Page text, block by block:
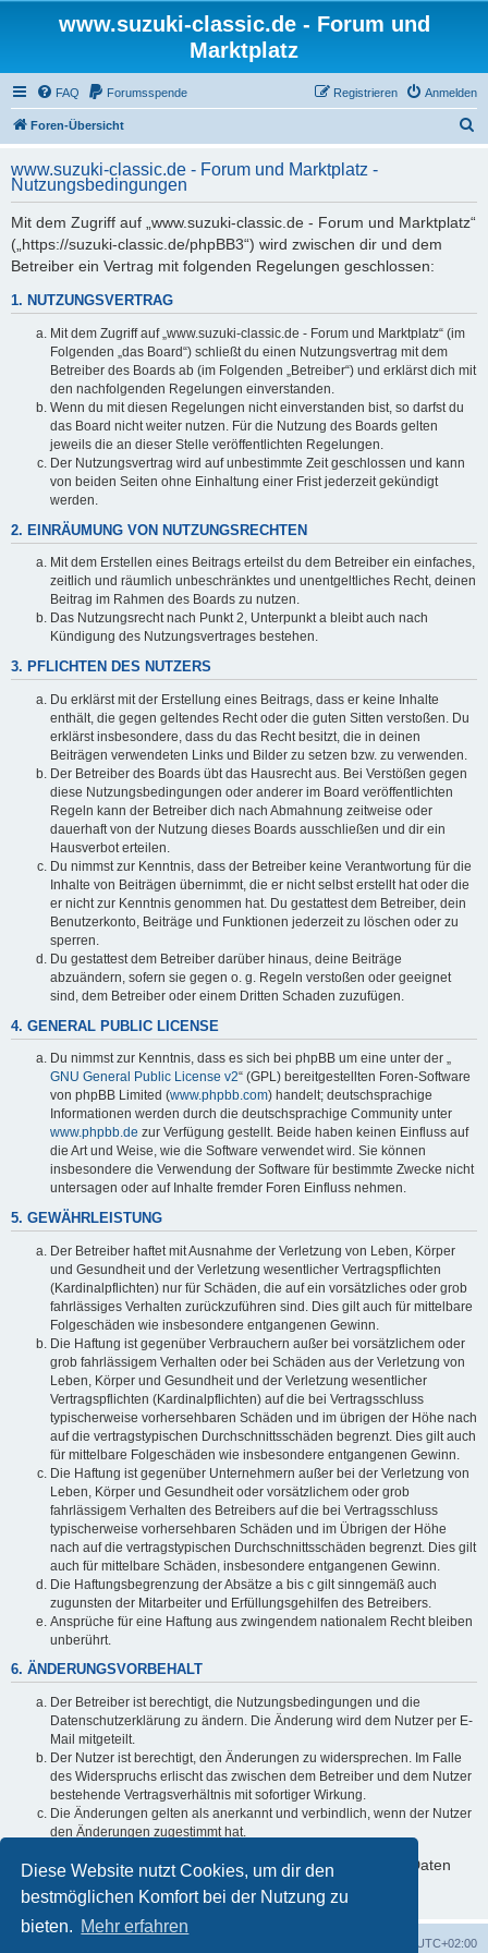
Diese Website nutzt Cookies, um dir den
bestmöglichen Komfort bei der Nutzung zu
bieten. Mehr erfahren
www.suzuki-classic.de - Forum und
Marktplatz
FAQ Forumsspende Anmelden
Registrieren
Foren-Übersicht
h
www.suzuki-classic.de - Forum und Marktplatz -
Nutzungsbedingungen
Mit dem Zugriff auf „www.suzuki-classic.de - Forum und Marktplatz“
(„https://suzuki-classic.de/phpBB3“) wird zwischen dir und dem
Betreiber ein Vertrag mit folgenden Regelungen geschlossen:
1. NUTZUNGSVERTRAG
Mit dem Zugriff auf „www.suzuki-classic.de - Forum und Marktplatz“ (im
Folgenden „das Board“) schließt du einen Nutzungsvertrag mit dem
Betreiber des Boards ab (im Folgenden „Betreiber“) und erklärst dich mit
den nachfolgenden Regelungen einverstanden.
Wenn du mit diesen Regelungen nicht einverstanden bist, so darfst du
das Board nicht weiter nutzen. Für die Nutzung des Boards gelten
jeweils die an dieser Stelle veröffentlichten Regelungen.
Der Nutzungsvertrag wird auf unbestimmte Zeit geschlossen und kann
von beiden Seiten ohne Einhaltung einer Frist jederzeit gekündigt
werden.
2. EINRÄUMUNG VON NUTZUNGSRECHTEN
Mit dem Erstellen eines Beitrags erteilst du dem Betreiber ein einfaches,
zeitlich und räumlich unbeschränktes und unentgeltliches Recht, deinen
Beitrag im Rahmen des Boards zu nutzen.
Das Nutzungsrecht nach Punkt 2, Unterpunkt a bleibt auch nach
Kündigung des Nutzungsvertrages bestehen.
3. PFLICHTEN DES NUTZERS
Du erklärst mit der Erstellung eines Beitrags, dass er keine Inhalte
enthält, die gegen geltendes Recht oder die guten Sitten verstoßen. Du
erklärst insbesondere, dass du das Recht besitzt, die in deinen
Beiträgen verwendeten Links und Bilder zu setzen bzw. zu verwenden.
Der Betreiber des Boards übt das Hausrecht aus. Bei Verstößen gegen
diese Nutzungsbedingungen oder anderer im Board veröffentlichten
Regeln kann der Betreiber dich nach Abmahnung zeitweise oder
dauerhaft von der Nutzung dieses Boards ausschließen und dir ein
Hausverbot erteilen.
Du nimmst zur Kenntnis, dass der Betreiber keine Verantwortung für die
Inhalte von Beiträgen übernimmt, die er nicht selbst erstellt hat oder die
er nicht zur Kenntnis genommen hat. Du gestattest dem Betreiber, dein
Benutzerkonto, Beiträge und Funktionen jederzeit zu löschen oder zu
sperren.
Du gestattest dem Betreiber darüber hinaus, deine Beiträge
abzuändern, sofern sie gegen o. g. Regeln verstoßen oder geeignet
sind, dem Betreiber oder einem Dritten Schaden zuzufügen.
4. GENERAL PUBLIC LICENSE
Du nimmst zur Kenntnis, dass es sich bei phpBB um eine unter der „
GNU General Public License v2“ (GPL) bereitgestellten Foren-Software
von phpBB Limited (www.phpbb.com) handelt; deutschsprachige
Informationen werden durch die deutschsprachige Community unter
www.phpbb.de zur Verfügung gestellt. Beide haben keinen Einfluss auf
die Art und Weise, wie die Software verwendet wird. Sie können
insbesondere die Verwendung der Software für bestimmte Zwecke nicht
untersagen oder auf Inhalte fremder Foren Einfluss nehmen.
5. GEWÄHRLEISTUNG
Der Betreiber haftet mit Ausnahme der Verletzung von Leben, Körper
und Gesundheit und der Verletzung wesentlicher Vertragspflichten
(Kardinalpflichten) nur für Schäden, die auf ein vorsätzliches oder grob
fahrlässiges Verhalten zurückzuführen sind. Dies gilt auch für mittelbare
Folgeschäden wie insbesondere entgangenen Gewinn.
Die Haftung ist gegenüber Verbrauchern außer bei vorsätzlichem oder
grob fahrlässigem Verhalten oder bei Schäden aus der Verletzung von
Leben, Körper und Gesundheit und der Verletzung wesentlicher
Vertragspflichten (Kardinalpflichten) auf die bei Vertragsschluss
typischerweise vorhersehbaren Schäden und im übrigen der Höhe nach
auf die vertragstypischen Durchschnittsschäden begrenzt. Dies gilt auch
für mittelbare Folgeschäden wie insbesondere entgangenen Gewinn.
Die Haftung ist gegenüber Unternehmern außer bei der Verletzung von
Leben, Körper und Gesundheit oder vorsätzlichem oder grob
fahrlässigem Verhalten des Betreibers auf die bei Vertragsschluss
typischerweise vorhersehbaren Schäden und im Übrigen der Höhe
nach auf die vertragstypischen Durchschnittsschäden begrenzt. Dies gilt
auch für mittelbare Schäden, insbesondere entgangenen Gewinn.
Die Haftungsbegrenzung der Absätze a bis c gilt sinngemäß auch
zugunsten der Mitarbeiter und Erfüllungsgehilfen des Betreibers.
Ansprüche für eine Haftung aus zwingendem nationalem Recht bleiben
unberührt.
6. ÄNDERUNGSVORBEHALT
Der Betreiber ist berechtigt, die Nutzungsbedingungen und die
Datenschutzerklärung zu ändern. Die Änderung wird dem Nutzer per E-
Mail mitgeteilt.
Der Nutzer ist berechtigt, den Änderungen zu widersprechen. Im Falle
des Widerspruchs erlischt das zwischen dem Betreiber und dem Nutzer
bestehende Vertragsverhältnis mit sofortiger Wirkung.
Die Änderungen gelten als anerkannt und verbindlich, wenn der Nutzer
den Änderungen zugestimmt hat.
Informationen über den Umgang mit deinen persönlichen Daten
sind in der Datenschutzerklärung enthalten.
UTC+02:00